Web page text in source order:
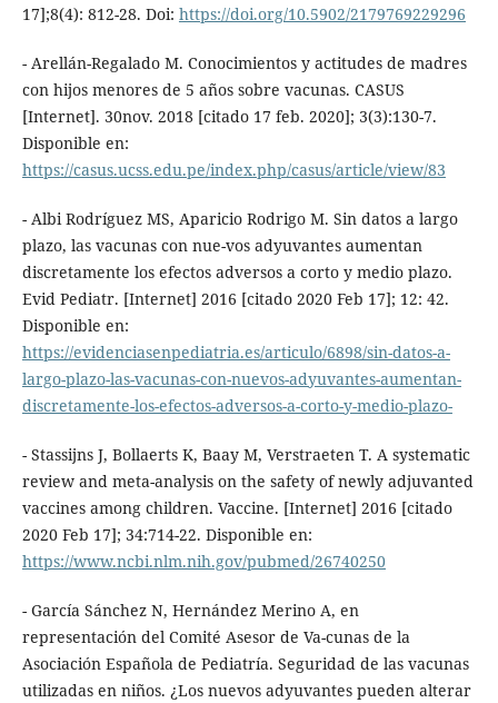
17];8(4): 812-28. Doi: https://doi.org/10.5902/2179769229296
- Arellán-Regalado M. Conocimientos y actitudes de madres
con hijos menores de 5 años sobre vacunas. CASUS
[Internet]. 30nov. 2018 [citado 17 feb. 2020]; 3(3):130-7.
Disponible en:
https://casus.ucss.edu.pe/index.php/casus/article/view/83
- Albi Rodríguez MS, Aparicio Rodrigo M. Sin datos a largo
plazo, las vacunas con nue-vos adyuvantes aumentan
discretamente los efectos adversos a corto y medio plazo.
Evid Pediatr. [Internet] 2016 [citado 2020 Feb 17]; 12: 42.
Disponible en:
https://evidenciasenpediatria.es/articulo/6898/sin-datos-a-
largo-plazo-las-vacunas-con-nuevos-adyuvantes-aumentan-
discretamente-los-efectos-adversos-a-corto-y-medio-plazo-
- Stassijns J, Bollaerts K, Baay M, Verstraeten T. A systematic
review and meta-analysis on the safety of newly adjuvanted
vaccines among children. Vaccine. [Internet] 2016 [citado
2020 Feb 17]; 34:714-22. Disponible en:
https://www.ncbi.nlm.nih.gov/pubmed/26740250
- García Sánchez N, Hernández Merino A, en
representación del Comité Asesor de Va-cunas de la
Asociación Española de Pediatría. Seguridad de las vacunas
utilizadas en niños. ¿Los nuevos adyuvantes pueden alterar